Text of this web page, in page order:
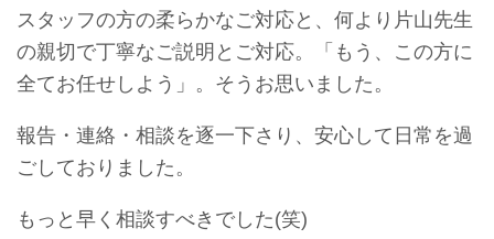
スタッフの方の柔らかなご対応と、何より片山先生
の親切で丁寧なご説明とご対応。「もう、この方に
全てお任せしよう」。そうお思いました。
報告・連絡・相談を逐一下さり、安心して日常を過
ごしておりました。
もっと早く相談すべきでした(笑)